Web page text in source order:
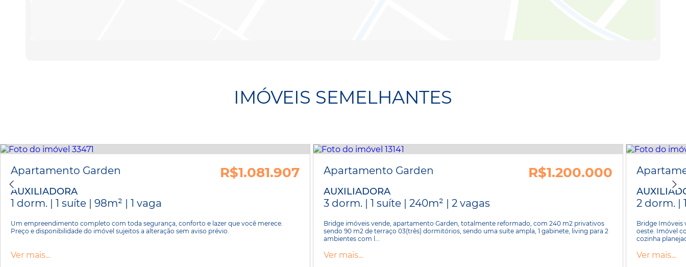
IMÓVEIS SEMELHANTES
Apartamento Garden R$1.081.907
AUXILIADORA
1 dorm. | 1 suíte | 98m² | 1 vaga
Um empreendimento completo com toda segurança, conforto e lazer que você merece.
Preço e disponibilidade do imóvel sujeitos a alteração sem aviso prévio.
Ver mais...
Apartamento Garden R$1.200.000
AUXILIADORA
3 dorm. | 1 suíte | 240m² | 2 vagas
Bridge imóveis vende, apartamento Garden, totalmente reformado, com 240 m2 privativos
sendo 90 m2 de terraço 03(três) dormitórios, sendo uma suíte ampla, 1 gabinete, living para 2
ambientes com l...
Ver mais...
2 dorm. |
Bridge Imóveis
oeste. Imóvel
cozinha
Ver mais...